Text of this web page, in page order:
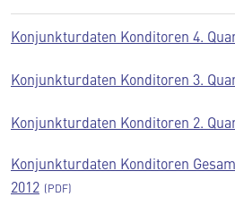
Konjunkturdaten Konditoren 4.
Konjunkturdaten Konditoren 3.
Konjunkturdaten Konditoren 2.
Konjunkturdaten Konditoren
2012